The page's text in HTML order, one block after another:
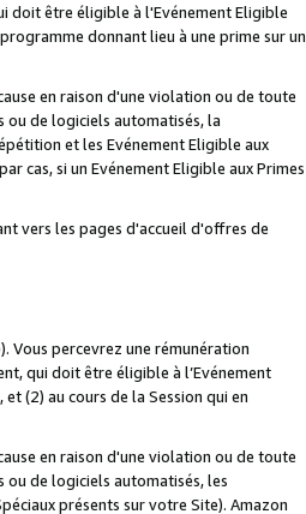
doit être éligible à l'Evénement Eligible
donnant lieu à une prime sur un
en raison d'une violation ou de toute
de logiciels automatisés, la
et les Evénement Eligible aux
cas, si un Evénement Eligible aux Primes
vers les pages d'accueil d'offres de
Vous percevrez une rémunération
qui doit être éligible à l’Evénement
(2) au cours de la Session qui en
en raison d'une violation ou de toute
de logiciels automatisés, les
présents sur votre Site). Amazon